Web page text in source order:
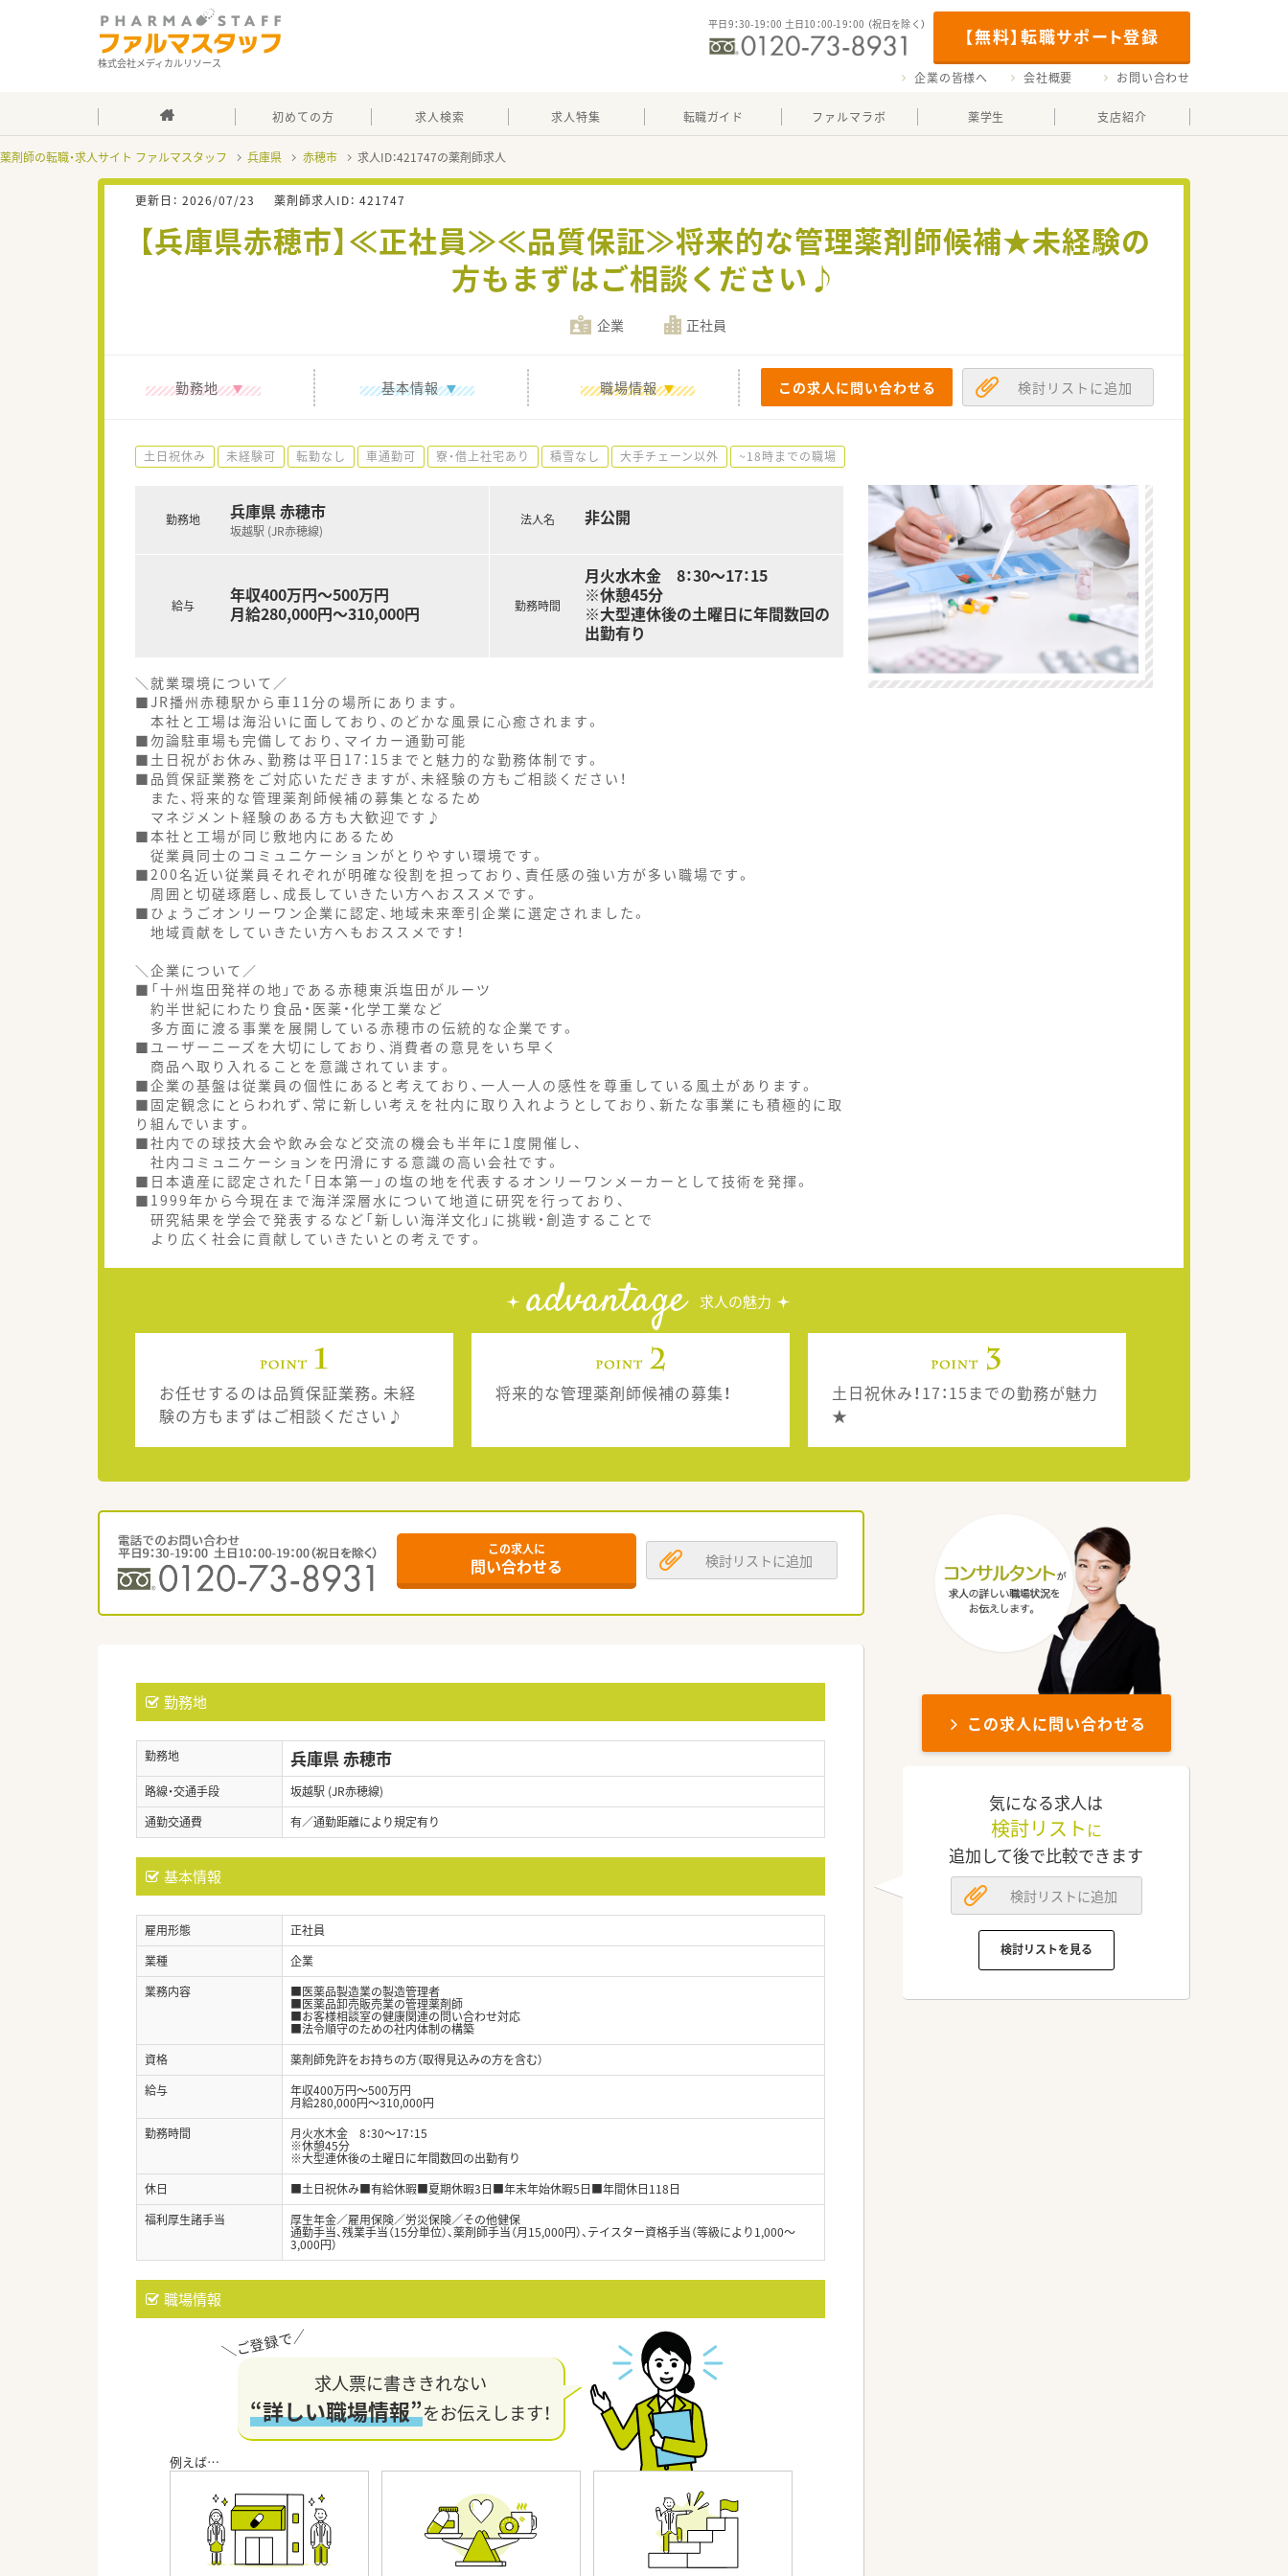
株式会社メディカルリソース
【無料】転職サポート登録
平日9：30-19：00 土日10：00-19：00 （祝日を除く）
企業の皆様へ 会社概要 お問い合わせ
初めての方 求人検索 求人特集 転職ガイド ファルマラボ 薬学生 支店紹介
薬剤師の転職・求人サイト ファルマスタッフ 兵庫県 赤穂市 求人ID：421747の薬剤師求人
更新日： 2026/07/23 薬剤師求人ID： 421747
【兵庫県赤穂市】≪正社員≫≪品質保証≫将来的な管理薬剤師候補★未経験の
方もまずはご相談ください♪
企業 正社員
勤務地 基本情報 職場情報 この求人に問い合わせる 検討リストに追加
土日祝休み 未経験可 転勤なし 車通勤可 寮・借上社宅あり 積雪なし 大手チェーン以外 ~18時までの職場
勤務地 兵庫県 赤穂市
坂越駅 (JR赤穂線)
給与
年収400万円～500万円
月給280,000円～310,000円
法人名 非公開
勤務時間
月火水木金 8：30～17：15
※休憩45分
※大型連休後の土曜日に年間数回の
出勤有り
＼就業環境について／
■JR播州赤穂駅から車11分の場所にあります。
本社と工場は海沿いに面しており、のどかな風景に心癒されます。
■勿論駐車場も完備しており、マイカー通勤可能
■土日祝がお休み、勤務は平日17：15までと魅力的な勤務体制です。
■品質保証業務をご対応いただきますが、未経験の方もご相談ください！
また、将来的な管理薬剤師候補の募集となるため
マネジメント経験のある方も大歓迎です♪
■本社と工場が同じ敷地内にあるため
従業員同士のコミュニケーションがとりやすい環境です。
■200名近い従業員それぞれが明確な役割を担っており、責任感の強い方が多い職場です。
周囲と切磋琢磨し、成長していきたい方へおススメです。
■ひょうごオンリーワン企業に認定、地域未来牽引企業に選定されました。
地域貢献をしていきたい方へもおススメです！
＼企業について／
■「十州塩田発祥の地」である赤穂東浜塩田がルーツ
約半世紀にわたり食品・医薬・化学工業など
多方面に渡る事業を展開している赤穂市の伝統的な企業です。
■ユーザーニーズを大切にしており、消費者の意見をいち早く
商品へ取り入れることを意識されています。
■企業の基盤は従業員の個性にあると考えており、一人一人の感性を尊重している風土があります。
■固定観念にとらわれず、常に新しい考えを社内に取り入れようとしており、新たな事業にも積極的に取
り組んでいます。
■社内での球技大会や飲み会など交流の機会も半年に1度開催し、
社内コミュニケーションを円滑にする意識の高い会社です。
■日本遺産に認定された「日本第一」の塩の地を代表するオンリーワンメーカーとして技術を発揮。
■1999年から今現在まで海洋深層水について地道に研究を行っており、
研究結果を学会で発表するなど「新しい海洋文化」に挑戦・創造することで
より広く社会に貢献していきたいとの考えです。
advantage 求人の魅力
お任せするのは品質保証業務。未経
験の方もまずはご相談ください♪
将来的な管理薬剤師候補の募集！
土日祝休み！17：15までの勤務が魅力
★
この求人に
問い合わせる 検討リストに追加
勤務地
勤務地 兵庫県 赤穂市
路線・交通手段
坂越駅 (JR赤穂線)
通勤交通費
有／通勤距離により規定有り
基本情報
雇用形態
正社員
業種
企業
業務内容
■医薬品製造業の製造管理者
■医薬品卸売販売業の管理薬剤師
■お客様相談室の健康関連の問い合わせ対応
■法令順守のための社内体制の構築
資格
薬剤師免許をお持ちの方（取得見込みの方を含む）
給与
年収400万円～500万円
月給280,000円～310,000円
勤務時間
月火水木金 8：30～17：15
※休憩45分
※大型連休後の土曜日に年間数回の出勤有り
休日
■土日祝休み■有給休暇■夏期休暇3日■年末年始休暇5日■年間休日118日
福利厚生諸手当
厚生年金／雇用保険／労災保険／その他健保
通勤手当、残業手当（15分単位）、薬剤師手当（月15,000円）、テイスター資格手当（等級により1,000～
3,000円）
職場情報
求人票に書ききれない
“詳しい職場情報”をお伝えします！
この求人に問い合わせる
気になる求人は
検討リスト に
追加して後で比較できます
検討リストに追加
検討リストを見る